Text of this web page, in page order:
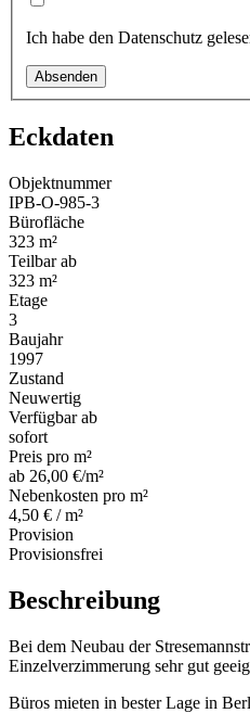
Ich habe den Datenschutz
Absenden
Eckdaten
Objektnummer
IPB-O-985-3
Bürofläche
323 m²
Teilbar ab
323 m²
Etage
3
Baujahr
1997
Zustand
Neuwertig
Verfügbar ab
sofort
Preis pro m²
ab 26,00 €/m²
Nebenkosten pro m²
4,50 € / m²
Provision
Provisionsfrei
Beschreibung
Bei dem Neubau der
Einzelverzimmerung sehr gut
Büros mieten in bester Lage in